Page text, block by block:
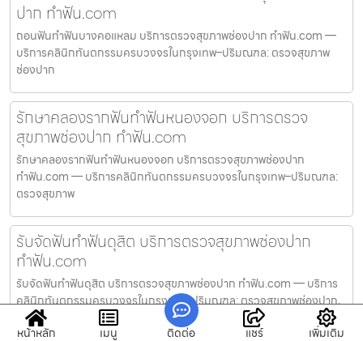
ปาก ทำฟัน.com
ถอนฟันทำฟันบางคอแหลม บริการตรวจสุขภาพช่องปาก ทำฟัน.com —
บริการคลินิกทันตกรรมครบวงจรในกรุงเทพ–ปริมณฑล: ตรวจสุขภาพ
ช่องปาก
รักษาคลองรากฟันทำฟันหนองจอก บริการตรวจ
สุขภาพช่องปาก ทำฟัน.com
รักษาคลองรากฟันทำฟันหนองจอก บริการตรวจสุขภาพช่องปาก
ทำฟัน.com — บริการคลินิกทันตกรรมครบวงจรในกรุงเทพ–ปริมณฑล:
ตรวจสุขภาพ
รับจัดฟันทำฟันดุสิต บริการตรวจสุขภาพช่องปาก
ทำฟัน.com
รับจัดฟันทำฟันดุสิต บริการตรวจสุขภาพช่องปาก ทำฟัน.com — บริการ
คลินิกทันตกรรมครบวงจรในกรุงเทพ–ปริมณฑล: ตรวจสุขภาพช่องปาก,
หน้าหลัก เมนู ติดต่อ แชร์ เพิ่มเติม